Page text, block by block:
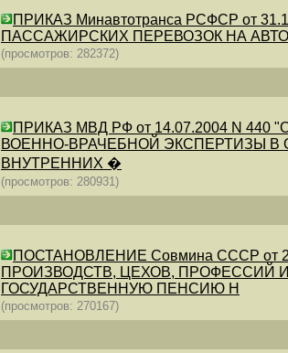
ПРИКАЗ Минавтотранса РСФСР от
ПАССАЖИРСКИХ ПЕРЕВОЗОК НА
(просмотров: 282372)
ПРИКАЗ МВД РФ от 14.07.2004 N
ВОЕННО-ВРАЧЕБНОЙ ЭКСПЕРТИЗЫ
ВНУТРЕННИХ �
(просмотров: 280931)
ПОСТАНОВЛЕНИЕ Совмина СССР от
ПРОИЗВОДСТВ, ЦЕХОВ, ПРОФЕССИЙ
ГОСУДАРСТВЕННУЮ ПЕНСИЮ Н
(просмотров: 270167)